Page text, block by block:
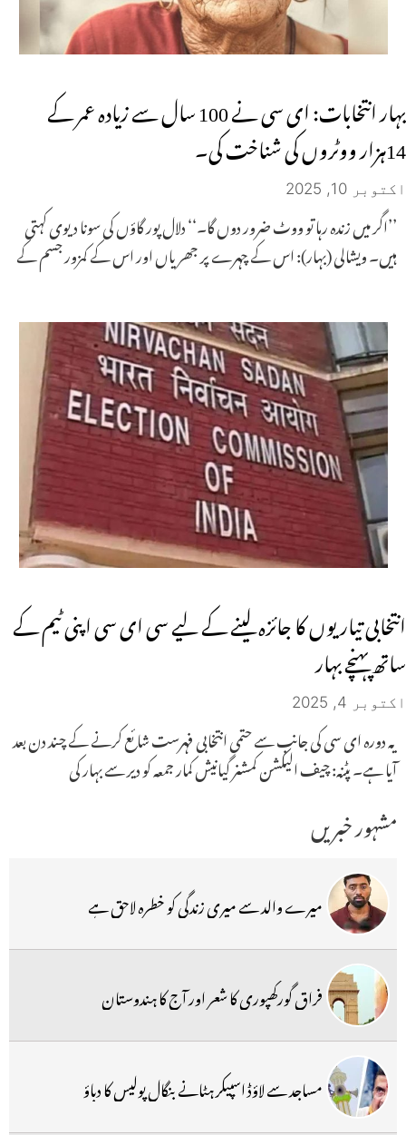
بہار انتخابات: ای سی نے 100 سال سے زیادہ عمر کے
14ہزار ووٹروں کی شناخت کی۔
اکتوبر 10, 2025
’’اگر میں زندہ رہا تو ووٹ ضرور دوں گا۔‘‘ دلال پور گاؤں کی سونا دیوی کہتی
ہیں۔ ویشالی (بہار): اس کے چہرے پر جھریاں اور اس کے کمزور جسم کے
انتخابی تیاریوں کا جائزہ لینے کے لیے سی ای سی اپنی ٹیم کے
ساتھ پہنچے بہار
اکتوبر 4, 2025
یہ دورہ ای سی کی جانب سے حتمی انتخابی فہرست شائع کرنے کے چند دن بعد
آیا ہے۔ پٹنہ: چیف الیکشن کمشنر گیانیش کمار جمعہ کو دیر سے بہار کی
مشہور خبریں
میرے والد سے میری زندگی کو خطرہ لاحق ہے
فراق گورکھپوری کا شعر اور آج کا ہندوستان
مساجد سے لاؤڈ اسپیکر ہٹانے بنگال پولیس کا دباؤ